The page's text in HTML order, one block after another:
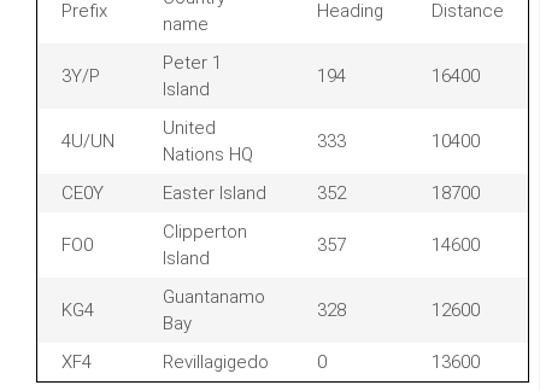
Prefix
name
Heading Distance
3Y/P
Peter 1
Island
194 16400
4U/UN
United
Nations HQ
333 10400
CE0Y Easter Island 352 18700
FO0
Clipperton
Island
357 14600
KG4
Guantanamo
Bay
328 12600
XF4 Revillagigedo 0 13600